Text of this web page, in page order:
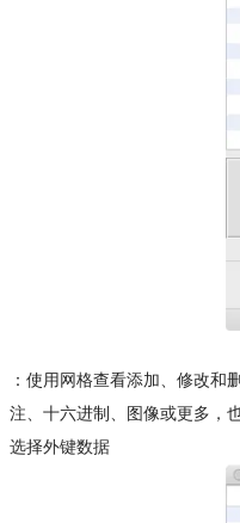
：使用网格查看添加、修改和
注、十六进制、图像或更多，
选择外键数据